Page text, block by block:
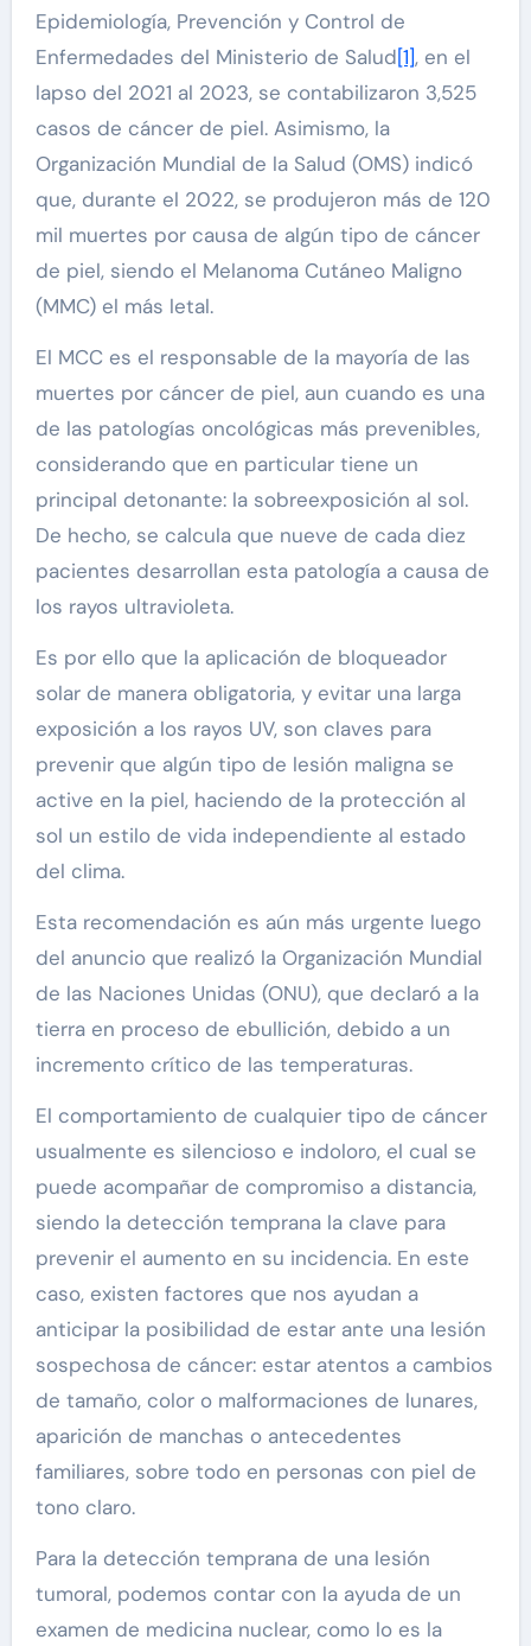
Epidemiología, Prevención y Control de
Enfermedades del Ministerio de Salud[1], en el
lapso del 2021 al 2023, se contabilizaron 3,525
casos de cáncer de piel. Asimismo, la
Organización Mundial de la Salud (OMS) indicó
que, durante el 2022, se produjeron más de 120
mil muertes por causa de algún tipo de cáncer
de piel, siendo el Melanoma Cutáneo Maligno
(MMC) el más letal.
El MCC es el responsable de la mayoría de las
muertes por cáncer de piel, aun cuando es una
de las patologías oncológicas más prevenibles,
considerando que en particular tiene un
principal detonante: la sobreexposición al sol.
De hecho, se calcula que nueve de cada diez
pacientes desarrollan esta patología a causa de
los rayos ultravioleta.
Es por ello que la aplicación de bloqueador
solar de manera obligatoria, y evitar una larga
exposición a los rayos UV, son claves para
prevenir que algún tipo de lesión maligna se
active en la piel, haciendo de la protección al
sol un estilo de vida independiente al estado
del clima.
Esta recomendación es aún más urgente luego
del anuncio que realizó la Organización Mundial
de las Naciones Unidas (ONU), que declaró a la
tierra en proceso de ebullición, debido a un
incremento crítico de las temperaturas.
El comportamiento de cualquier tipo de cáncer
usualmente es silencioso e indoloro, el cual se
puede acompañar de compromiso a distancia,
siendo la detección temprana la clave para
prevenir el aumento en su incidencia. En este
caso, existen factores que nos ayudan a
anticipar la posibilidad de estar ante una lesión
sospechosa de cáncer: estar atentos a cambios
de tamaño, color o malformaciones de lunares,
aparición de manchas o antecedentes
familiares, sobre todo en personas con piel de
tono claro.
Para la detección temprana de una lesión
tumoral, podemos contar con la ayuda de un
examen de medicina nuclear, como lo es la